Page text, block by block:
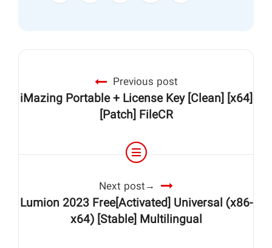
Previous post
iMazing Portable + License Key [Clean] [x64]
[Patch] FileCR
Next post
Lumion 2023 Free[Activated] Universal (x86-
x64) [Stable] Multilingual